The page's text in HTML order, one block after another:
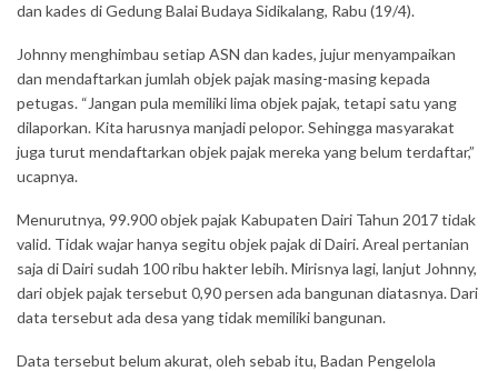
dan kades di Gedung Balai Budaya Sidikalang, Rabu (19/4).
Johnny menghimbau setiap ASN dan kades, jujur menyampaikan
dan mendaftarkan jumlah objek pajak masing-masing kepada
petugas. “Jangan pula memiliki lima objek pajak, tetapi satu yang
dilaporkan. Kita harusnya manjadi pelopor. Sehingga masyarakat
juga turut mendaftarkan objek pajak mereka yang belum terdaftar,”
ucapnya.
Menurutnya, 99.900 objek pajak Kabupaten Dairi Tahun 2017 tidak
valid. Tidak wajar hanya segitu objek pajak di Dairi. Areal pertanian
saja di Dairi sudah 100 ribu hakter lebih. Mirisnya lagi, lanjut Johnny,
dari objek pajak tersebut 0,90 persen ada bangunan diatasnya. Dari
data tersebut ada desa yang tidak memiliki bangunan.
Data tersebut belum akurat, oleh sebab itu, Badan Pengelola